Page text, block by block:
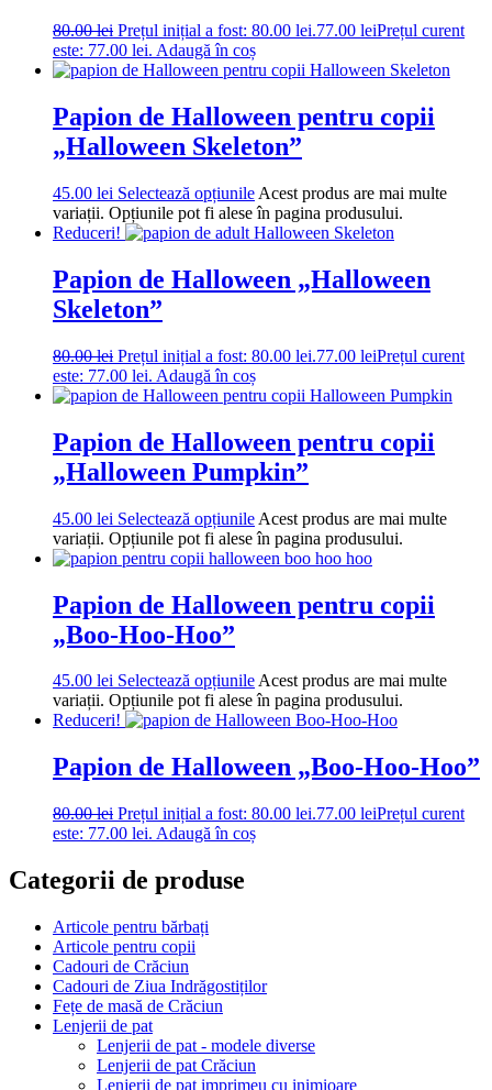
80.00lei Prețul inițial a fost: 80.00 lei.77.00 leiPrețul curent
este: 77.00 lei. Adaugă în coș
Papion de Halloween pentru copii
„Halloween Skeleton”
45.00 lei Selectează opțiunile Acest produs are mai multe
variații. Opțiunile pot fi alese în pagina produsului.
Reduceri!
Papion de Halloween „Halloween
Skeleton”
80.00lei Prețul inițial a fost: 80.00 lei.77.00 leiPrețul curent
este: 77.00 lei. Adaugă în coș
Papion de Halloween pentru copii
„Halloween Pumpkin”
45.00 lei Selectează opțiunile Acest produs are mai multe
variații. Opțiunile pot fi alese în pagina produsului.
Papion de Halloween pentru copii
„Boo-Hoo-Hoo”
45.00 lei Selectează opțiunileAcest produs are mai multe
variații. Opțiunile pot fi alese în pagina produsului.
Reduceri!
Papion de Halloween „Boo-Hoo-Hoo”
80.00lei Prețul inițial a fost: 80.00 lei.77.00 leiPrețul curent
este: 77.00 lei. Adaugă în coș
Categorii de produse
Articole pentru bărbați
Articole pentru copii
Cadouri de Crăciun
Cadouri de Ziua Indrăgostiților
Fețe de masă de Crăciun
Lenjerii de pat
Lenjerii de pat - modele diverse
Lenjerii de pat Crăciun
Lenjerii de pat imprimeu cu inimioare